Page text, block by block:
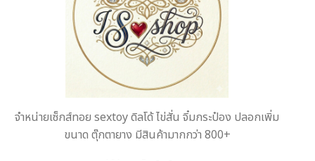
จำหน่ายเซ็กส์ทอย sextoy ดิลโด้ ไข่สั่น จิ๋มกระป๋อง ปลอกเพิ่ม
ขนาด ตุ๊กตายาง มีสินค้ามากกว่า 800+